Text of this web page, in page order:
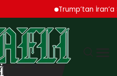
Trump’tan İran’a Sert